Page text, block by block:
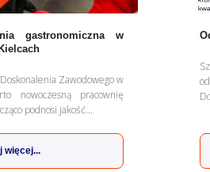
gastronomiczna w
Zawodowego w
nowoczesną pracownię
podnosi jakość...
więcej...